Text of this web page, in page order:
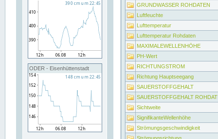
ODER - Eisenhüttenstadt
GRUNDWASSER ROHDATEN
Luftfeuchte
Lufttemperatur
Lufttemperatur Rohdaten
MAXIMALEWELLENHÖHE
PH-Wert
RICHTUNGSTROM
Richtung Hauptseegang
SAUERSTOFFGEHALT
SAUERSTOFFGEHALT
Sichtweite
SignifikanteWellenhöhe
Strömungsgeschwindigkeit